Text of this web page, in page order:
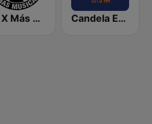
La X Más Música 103.9 FM Candela Estereo 101.9 FM